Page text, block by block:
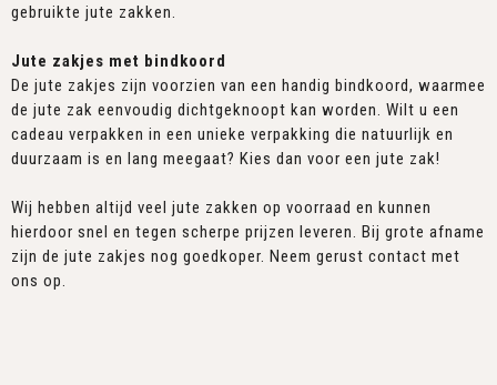
gebruikte jute zakken.
Jute zakjes met bindkoord
De jute zakjes zijn voorzien van een handig bindkoord, waarmee
de jute zak eenvoudig dichtgeknoopt kan worden. Wilt u een
cadeau verpakken in een unieke verpakking die natuurlijk en
duurzaam is en lang meegaat? Kies dan voor een jute zak!
Wij hebben altijd veel jute zakken op voorraad en kunnen
hierdoor snel en tegen scherpe prijzen leveren. Bij grote afname
zijn de jute zakjes nog goedkoper. Neem gerust contact met
ons op.